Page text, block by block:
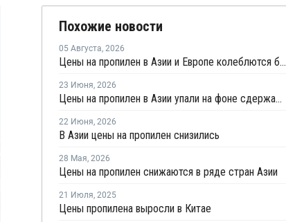
Похожие новости
05 Августа, 2026
Цены на пропилен в Азии и Европе колеблются близ уровня в USD1000
23 Июня, 2026
Цены на пропилен в Азии упали на фоне сдержанной закупочной активности
22 Июня, 2026
В Азии цены на пропилен снизились
28 Мая, 2026
Цены на пропилен снижаются в ряде стран Азии
21 Июля, 2025
Цены пропилена выросли в Китае